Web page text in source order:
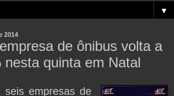
▼
2014
de ônibus volta a
nesta quinta em Natal
seis empresas de